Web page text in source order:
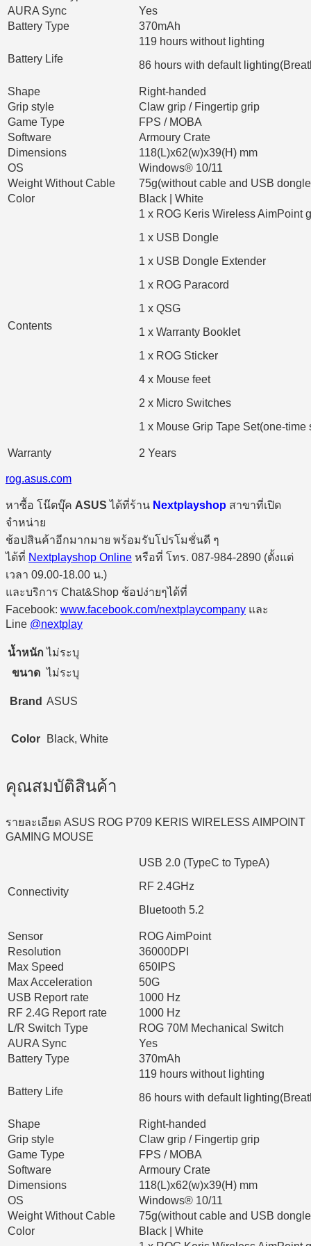
AURA Sync
Yes
Battery Type
370mAh
Battery Life
119 hours without lighting
86 hours with default
Shape
Right-handed
Grip style
Claw grip / Fingertip grip
Game Type
FPS / MOBA
Software
Armoury Crate
Dimensions
118(L)x62(w)x39(H) mm
OS
Windows® 10/11
Weight Without Cable
75g(without cable and USB
Color
Black | White
Contents
1 x ROG Keris Wireless AimPoint
1 x USB Dongle
1 x USB Dongle Extender
1 x ROG Paracord
1 x QSG
1 x Warranty Booklet
1 x ROG Sticker
4 x Mouse feet
2 x Micro Switches
1 x Mouse Grip Tape Set(one-time
Warranty 2 Years
rog.asus.com
หาซื้อ โน๊ตบุ๊ค ASUS ได้ที่ร้าน Nextplayshop สาขาที่เปิด
จำหน่าย
ช้อปสินค้าอีกมากมาย พร้อมรับโปรโมชั่นดี ๆ
ได้ที่ Nextplayshop Online หรือที่ โทร. 087-984-2890 (ตั้งแต่
เวลา 09.00-18.00 น.)
และบริการ Chat&Shop ช้อปง่ายๆได้ที่
Facebook: www.facebook.com/nextplaycompany และ
Line @nextplay
น้ำหนัก ไม่ระบุ
ขนาด ไม่ระบุ
Brand ASUS
Color Black, White
คุณสมบัติสินค้า
รายละเอียด ASUS ROG P709 KERIS WIRELESS AIMPOINT
GAMING MOUSE
Connectivity
USB 2.0 (TypeC to TypeA)
RF 2.4GHz
Bluetooth 5.2
Sensor
ROG AimPoint
Resolution
36000DPI
Max Speed
650IPS
Max Acceleration
50G
USB Report rate
1000 Hz
RF 2.4G Report rate
1000 Hz
L/R Switch Type
ROG 70M Mechanical Switch
AURA Sync
Yes
Battery Type
370mAh
Battery Life
119 hours without lighting
86 hours with default
Shape
Right-handed
Grip style
Claw grip / Fingertip grip
Game Type
FPS / MOBA
Software
Armoury Crate
Dimensions
118(L)x62(w)x39(H) mm
OS
Windows® 10/11
Weight Without Cable
75g(without cable and USB
Color
Black | White